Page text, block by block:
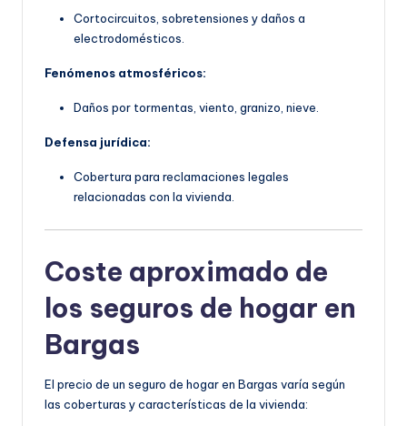
Cortocircuitos, sobretensiones y daños a
electrodomésticos.
Fenómenos atmosféricos:
Daños por tormentas, viento, granizo, nieve.
Defensa jurídica:
Cobertura para reclamaciones legales
relacionadas con la vivienda.
Coste aproximado de
los seguros de hogar en
Bargas
El precio de un seguro de hogar en Bargas varía según
las coberturas y características de la vivienda: